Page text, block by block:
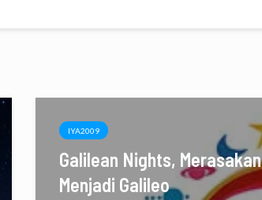
IYA2009
Galilean Nights, Merasakan
Menjadi Galileo